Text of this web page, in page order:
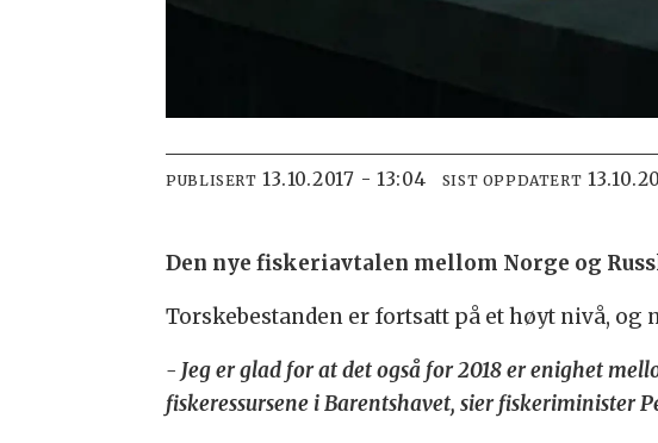
PUBLISERT 13.10.2017 - 13:04 SIST OPPDATERT
Den nye fiskeriavtalen mellom Norge og
Torskebestanden er fortsatt på et høyt nivå,
- Jeg er glad for at det også for 2018 er enighet
fiskeressursene i Barentshavet, sier fiskeriminister